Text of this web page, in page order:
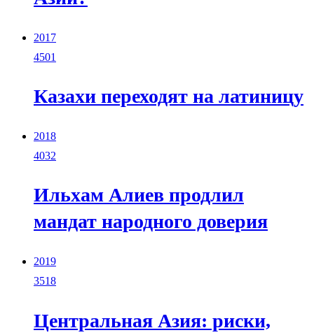
2017
4501
Казахи переходят на латиницу
2018
4032
Ильхам Алиев продлил
мандат народного доверия
2019
3518
Центральная Азия: риски,